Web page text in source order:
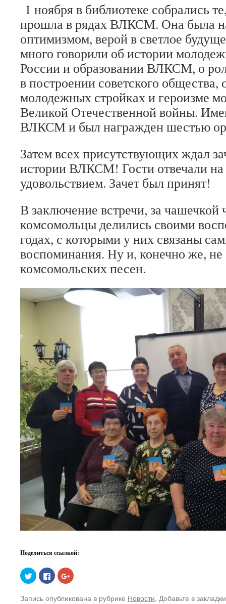
1 ноября в библиотеке собрались
прошла в рядах ВЛКСМ. Она была
оптимизмом, верой в светлое
много говорили об истории
России и образовании ВЛКСМ, о
в построении советского общества,
молодежных стройках и героизме
Великой Отечественной войны.
ВЛКСМ и был награжден шестью
Затем всех присутствующих ждал
истории ВЛКСМ! Гости отвечали
удовольствием. Зачет был принят!
В заключение встречи, за
комсомольцы делились своими
годах, с которыми у них связаны
воспоминания. Ну и, конечно же,
комсомольских песен.
Поделиться ссылкой:
Нажмите,
чтобы
поделиться
Twitter
Нажмите
здесь,
чтобы
контентом
Нажмите,
чтобы
Google+
Запись опубликована в рубрике Новости. Добавьте в